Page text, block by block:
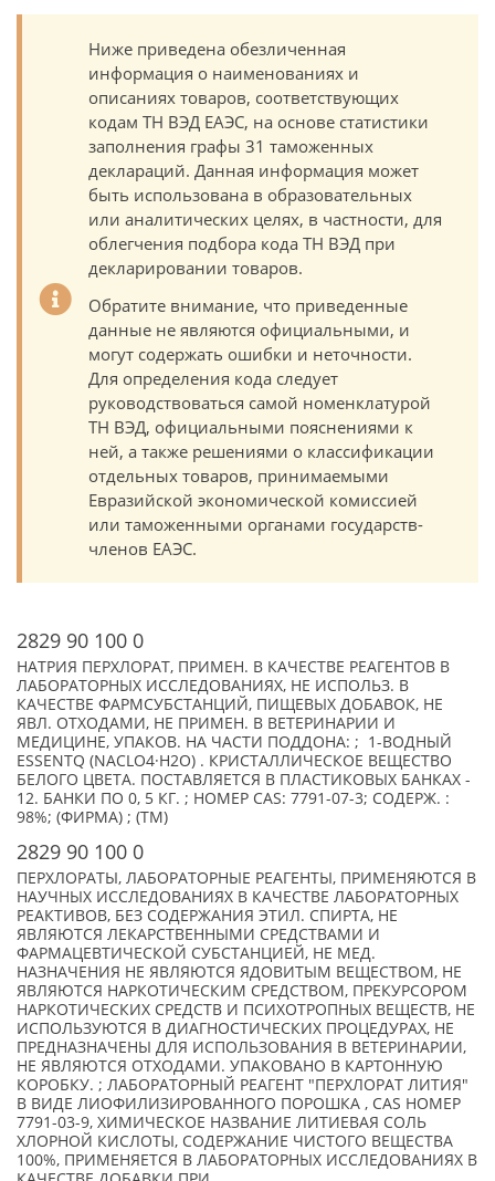
Ниже приведена обезличенная
информация о наименованиях и
описаниях товаров, соответствующих
кодам ТН ВЭД ЕАЭС, на основе статистики
заполнения графы 31 таможенных
деклараций. Данная информация может
быть использована в образовательных
или аналитических целях, в частности, для
облегчения подбора кода ТН ВЭД при
декларировании товаров.
Обратите внимание, что приведенные
данные не являются официальными, и
могут содержать ошибки и неточности.
Для определения кода следует
руководствоваться самой номенклатурой
ТН ВЭД, официальными пояснениями к
ней, а также решениями о классификации
отдельных товаров, принимаемыми
Евразийской экономической комиссией
или таможенными органами государств-
членов ЕАЭС.
2829 90 100 0
НАТРИЯ ПЕРХЛОРАТ, ПРИМЕН. В КАЧЕСТВЕ РЕАГЕНТОВ В
ЛАБОРАТОРНЫХ ИССЛЕДОВАНИЯХ, НЕ ИСПОЛЬЗ. В
КАЧЕСТВЕ ФАРМСУБСТАНЦИЙ, ПИЩЕВЫХ ДОБАВОК, НЕ
ЯВЛ. ОТХОДАМИ, НЕ ПРИМЕН. В ВЕТЕРИНАРИИ И
МЕДИЦИНЕ, УПАКОВ. НА ЧАСТИ ПОДДОНА: ; 1-ВОДНЫЙ
ESSENTQ (NACLO4·H2O) . КРИСТАЛЛИЧЕСКОЕ ВЕЩЕСТВО
БЕЛОГО ЦВЕТА. ПОСТАВЛЯЕТСЯ В ПЛАСТИКОВЫХ БАНКАХ -
12. БАНКИ ПО 0, 5 КГ. ; НОМЕР CAS: 7791-07-3; СОДЕРЖ. :
98%; (ФИРМА) ; (TM)
2829 90 100 0
ПЕРХЛОРАТЫ, ЛАБОРАТОРНЫЕ РЕАГЕНТЫ, ПРИМЕНЯЮТСЯ В
НАУЧНЫХ ИССЛЕДОВАНИЯХ В КАЧЕСТВЕ ЛАБОРАТОРНЫХ
РЕАКТИВОВ, БЕЗ СОДЕРЖАНИЯ ЭТИЛ. СПИРТА, НЕ
ЯВЛЯЮТСЯ ЛЕКАРСТВЕННЫМИ СРЕДСТВАМИ И
ФАРМАЦЕВТИЧЕСКОЙ СУБСТАНЦИЕЙ, НЕ МЕД.
НАЗНАЧЕНИЯ НЕ ЯВЛЯЮТСЯ ЯДОВИТЫМ ВЕЩЕСТВОМ, НЕ
ЯВЛЯЮТСЯ НАРКОТИЧЕСКИМ СРЕДСТВОМ, ПРЕКУРСОРОМ
НАРКОТИЧЕСКИХ СРЕДСТВ И ПСИХОТРОПНЫХ ВЕЩЕСТВ, НЕ
ИСПОЛЬЗУЮТСЯ В ДИАГНОСТИЧЕСКИХ ПРОЦЕДУРАХ, НЕ
ПРЕДНАЗНАЧЕНЫ ДЛЯ ИСПОЛЬЗОВАНИЯ В ВЕТЕРИНАРИИ,
НЕ ЯВЛЯЮТСЯ ОТХОДАМИ. УПАКОВАНО В КАРТОННУЮ
КОРОБКУ. ; ЛАБОРАТОРНЫЙ РЕАГЕНТ "ПЕРХЛОРАТ ЛИТИЯ"
В ВИДЕ ЛИОФИЛИЗИРОВАННОГО ПОРОШКА , CAS НОМЕР
7791-03-9, ХИМИЧЕСКОЕ НАЗВАНИЕ ЛИТИЕВАЯ СОЛЬ
ХЛОРНОЙ КИСЛОТЫ, СОДЕРЖАНИЕ ЧИСТОГО ВЕЩЕСТВА
100%, ПРИМЕНЯЕТСЯ В ЛАБОРАТОРНЫХ ИССЛЕДОВАНИЯХ В